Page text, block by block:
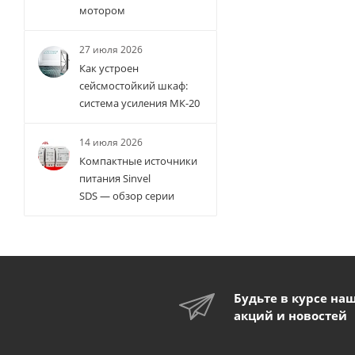
мотором
27 июля 2026
Как устроен
сейсмостойкий шкаф:
система усиления МК-20
14 июля 2026
Компактные источники
питания Sinvel
SDS — обзор серии
Будьте в курсе
акций и новостей